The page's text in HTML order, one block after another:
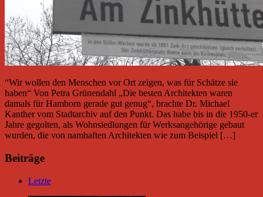
“Wir wollen den Menschen vor Ort zeigen, was für Schätze sie
haben“ Von Petra Grünendahl „Die besten Architekten waren
damals für Hamborn gerade gut genug“, brachte Dr. Michael
Kanther vom Stadtarchiv auf den Punkt. Das habe bis in die 1950-er
Jahre gegolten, als Wohnsiedlungen für Werksangehörige gebaut
wurden, die von namhaften Architekten wie zum Beispiel […]
Beiträge
Letzte